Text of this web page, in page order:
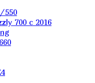
550
700 с 2016